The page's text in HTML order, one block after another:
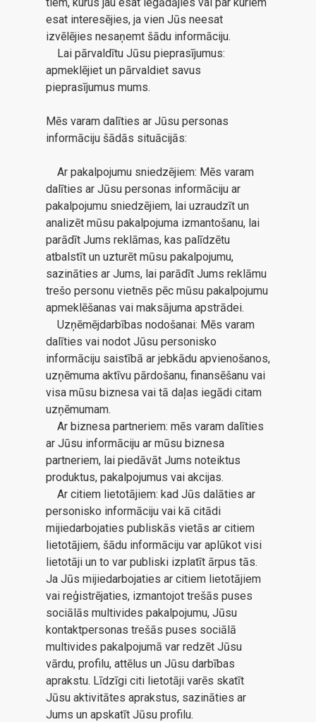
esat interesējies, ja vien Jūs neesat
izvēlējies nesaņemt šādu informāciju.
Lai pārvaldītu Jūsu pieprasījumus:
apmeklējiet un pārvaldiet savus
pieprasījumus mums.
Mēs varam dalīties ar Jūsu personas
informāciju šādās situācijās:
Ar pakalpojumu sniedzējiem: Mēs varam
dalīties ar Jūsu personas informāciju ar
pakalpojumu sniedzējiem, lai uzraudzīt un
analizēt mūsu pakalpojuma izmantošanu, lai
parādīt Jums reklāmas, kas palīdzētu
atbalstīt un uzturēt mūsu pakalpojumu,
sazināties ar Jums, lai parādīt Jums reklāmu
trešo personu vietnēs pēc mūsu pakalpojumu
apmeklēšanas vai maksājuma apstrādei.
Uzņēmējdarbības nodošanai: Mēs varam
dalīties vai nodot Jūsu personisko
informāciju saistībā ar jebkādu apvienošanos,
uzņēmuma aktīvu pārdošanu, finansēšanu vai
visa mūsu biznesa vai tā daļas iegādi citam
uzņēmumam.
Ar biznesa partneriem: mēs varam dalīties
ar Jūsu informāciju ar mūsu biznesa
partneriem, lai piedāvāt Jums noteiktus
produktus, pakalpojumus vai akcijas.
Ar citiem lietotājiem: kad Jūs dalāties ar
personisko informāciju vai kā citādi
mijiedarbojaties publiskās vietās ar citiem
lietotājiem, šādu informāciju var aplūkot visi
lietotāji un to var publiski izplatīt ārpus tās.
Ja Jūs mijiedarbojaties ar citiem lietotājiem
vai reģistrējaties, izmantojot trešās puses
sociālās multivides pakalpojumu, Jūsu
kontaktpersonas trešās puses sociālā
multivides pakalpojumā var redzēt Jūsu
vārdu, profilu, attēlus un Jūsu darbības
aprakstu. Līdzīgi citi lietotāji varēs skatīt
Jūsu aktivitātes aprakstus, sazināties ar
Jums un apskatīt Jūsu profilu.